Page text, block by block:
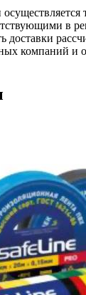
в
доставки
компаний и